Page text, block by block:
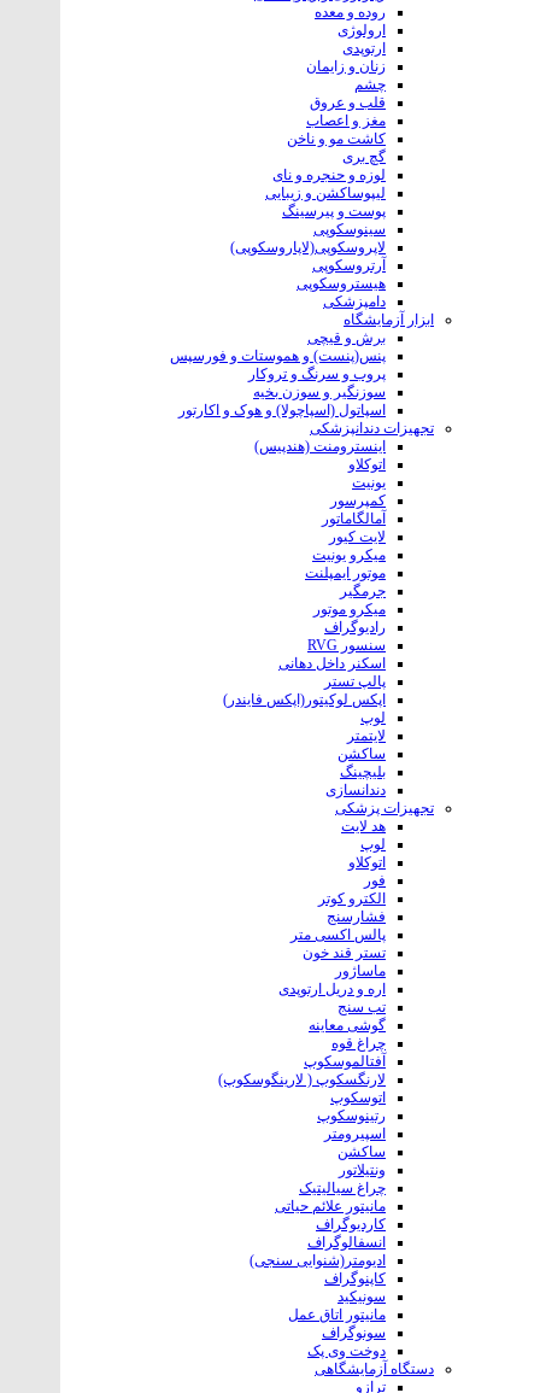
روده و معده
ارولوژی
ارتوپدی
زنان و زایمان
چشم
قلب و عروق
مغز و اعصاب
کاشت مو و ناخن
گچ بری
لوزه و حنجره و نای
لیپوساکشن و زیبایی
پوست و پیرسینگ
سینوسکوپی
لاپروسکوپی(لاپاروسکوپی)
آرتروسکوپی
هیستروسکوپی
دامپزشکی
ابزار آزمایشگاه
برش و قیچی
پنس(پنست) و هموستات و فورسپس
پروب و سرنگ و تروکار
سوزنگیر و سوزن بخیه
اسپاتول (اسپاچولا) و هوک و اکارتور
تجهیزات دندانپزشکی
اینسترومنت (هندپیس)
اتوکلاو
یونیت
کمپرسور
آمالگاماتور
لایت کیور
میکرو یونیت
موتور ایمپلنت
جرمگیر
میکرو موتور
رادیوگراف
سنسور RVG
اسکنر داخل دهانی
پالپ تستر
اپکس لوکیتور(اپکس فایندر)
لوپ
لایتمتر
ساکشن
بلیچینگ
دندانسازی
تجهیزات پزشکی
هد لایت
لوپ
اتوکلاو
فور
الکترو کوتر
فشارسنج
پالس اکسی متر
تستر قند خون
ماساژور
اره و‌ دریل ارتوپدی
تب سنج
گوشی معاینه
چراغ قوه
آفتالموسکوپ
لارنگسکوپ ( لارینگوسکوپ)
اتوسکوپ
رتینوسکوپ
اسپیرومتر
ساکشن
ونتیلاتور
چراغ سیالیتیک
مانیتور علائم حیاتی
کاردیوگراف
انسفالوگراف
ادیومتر(شنوایی سنجی)
کاپنوگراف
سونیکید
مانیتور اتاق عمل
سونوگراف
دوخت وی پک
دستگاه آزمایشگاهی
ترازو